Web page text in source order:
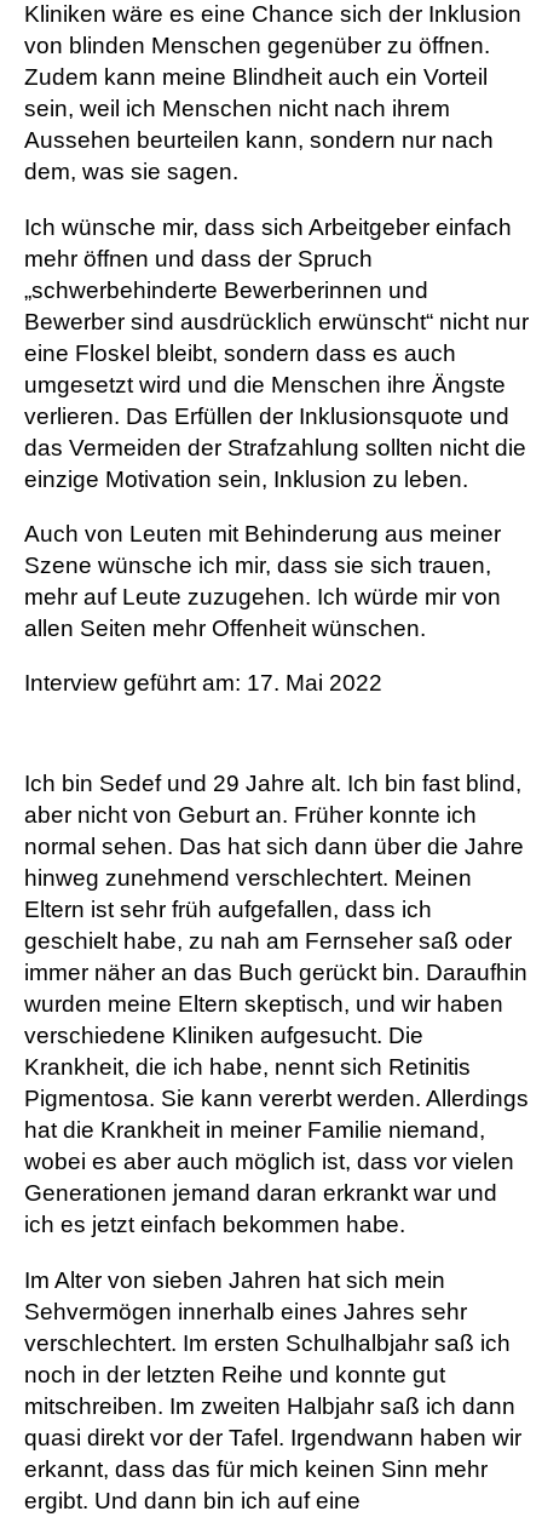
Kliniken wäre es eine Chance sich der Inklusion
von blinden Menschen gegenüber zu öffnen.
Zudem kann meine Blindheit auch ein Vorteil
sein, weil ich Menschen nicht nach ihrem
Aussehen beurteilen kann, sondern nur nach
dem, was sie sagen.
Ich wünsche mir, dass sich Arbeitgeber einfach
mehr öffnen und dass der Spruch
„schwerbehinderte Bewerberinnen und
Bewerber sind ausdrücklich erwünscht“ nicht nur
eine Floskel bleibt, sondern dass es auch
umgesetzt wird und die Menschen ihre Ängste
verlieren. Das Erfüllen der Inklusionsquote und
das Vermeiden der Strafzahlung sollten nicht die
einzige Motivation sein, Inklusion zu leben.
Auch von Leuten mit Behinderung aus meiner
Szene wünsche ich mir, dass sie sich trauen,
mehr auf Leute zuzugehen. Ich würde mir von
allen Seiten mehr Offenheit wünschen.
Interview geführt am: 17. Mai 2022
Ich bin Sedef und 29 Jahre alt. Ich bin fast blind,
aber nicht von Geburt an. Früher konnte ich
normal sehen. Das hat sich dann über die Jahre
hinweg zunehmend verschlechtert. Meinen
Eltern ist sehr früh aufgefallen, dass ich
geschielt habe, zu nah am Fernseher saß oder
immer näher an das Buch gerückt bin. Daraufhin
wurden meine Eltern skeptisch, und wir haben
verschiedene Kliniken aufgesucht. Die
Krankheit, die ich habe, nennt sich Retinitis
Pigmentosa. Sie kann vererbt werden. Allerdings
hat die Krankheit in meiner Familie niemand,
wobei es aber auch möglich ist, dass vor vielen
Generationen jemand daran erkrankt war und
ich es jetzt einfach bekommen habe.
Im Alter von sieben Jahren hat sich mein
Sehvermögen innerhalb eines Jahres sehr
verschlechtert. Im ersten Schulhalbjahr saß ich
noch in der letzten Reihe und konnte gut
mitschreiben. Im zweiten Halbjahr saß ich dann
quasi direkt vor der Tafel. Irgendwann haben wir
erkannt, dass das für mich keinen Sinn mehr
ergibt. Und dann bin ich auf eine